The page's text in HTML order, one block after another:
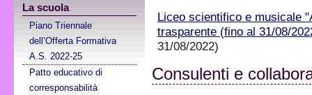
La scuola
Piano Triennale
dell’Offerta Formativa
A.S. 2022-25
Patto educativo di
corresponsabilità
Liceo scientifico e musicale
trasparente (fino al 31/08/
31/08/2022)
Consulenti e